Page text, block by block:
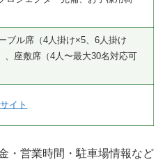
ブル席（4人掛け×5、6人掛け
、座敷席（4人〜最大30名対応可
イト
・営業時間・駐車場情報など